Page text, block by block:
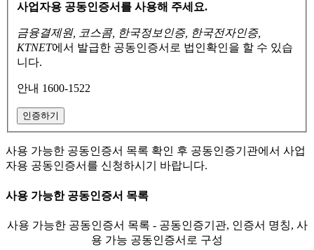
사업자용 공동인증서를 사용해 주세요.
금융결제원, 코스콤, 한국정보인증, 한국전자인증,
KTNET에서 발급한 공동인증서로 법인확인을 할 수 있습
니다.
안내 1600-1522
인증하기
사용 가능한 공동인증서 목록 확인 후 공동인증기관에서 사업
자용 공동인증서를 신청하시기 바랍니다.
사용 가능한 공동인증서 목록
사용 가능한 공동인증서 목록 - 공동인증기관, 인증서 명칭, 사
용 가능 공동인증서로 구성